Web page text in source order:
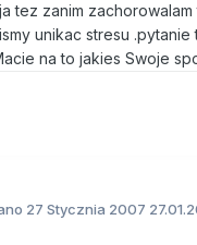
tez zanim
unikac stresu .pytanie
na to jakies Swoje
27 Stycznia 2007